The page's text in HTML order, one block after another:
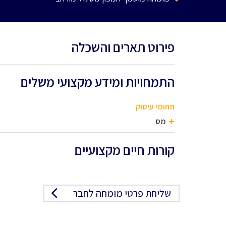
פירוט תארים והשכלה
התמחויות ומידע מקצועי משלים
תחומי עיסוק
מס
קורות חיים מקצועיים
שליחת פרטי מומחה לחבר